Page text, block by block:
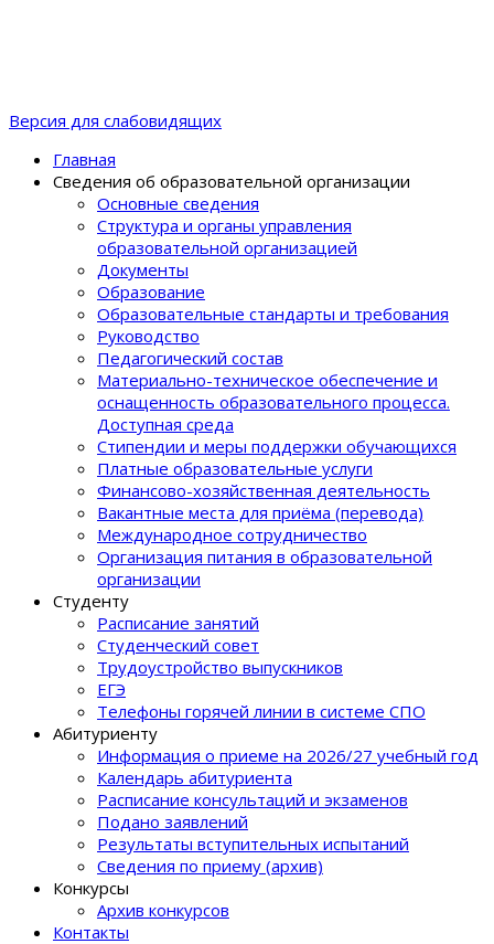
Версия для слабовидящих
Главная
Сведения об образовательной организации
Основные сведения
Структура и органы управления
образовательной организацией
Документы
Образование
Образовательные стандарты и требования
Руководство
Педагогический состав
Материально-техническое обеспечение и
оснащенность образовательного процеcса.
Доступная среда
Стипендии и меры поддержки обучающихся
Платные образовательные услуги
Финансово-хозяйственная деятельность
Вакантные места для приёма (перевода)
Международное сотрудничество
Организация питания в образовательной
организации
Студенту
Расписание занятий
Студенческий совет
Трудоустройство выпускников
ЕГЭ
Телефоны горячей линии в системе СПО
Абитуриенту
Информация о приеме на 2026/27 учебный год
Календарь абитуриента
Расписание консультаций и экзаменов
Подано заявлений
Результаты вступительных испытаний
Сведения по приему (архив)
Конкурсы
Архив конкурсов
Контакты